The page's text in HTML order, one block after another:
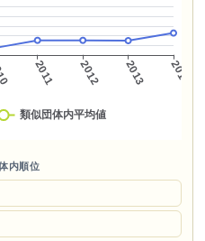
内順位